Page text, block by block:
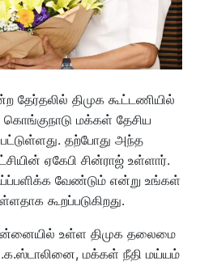
தேர்தலில் திமுக கூட்டணியில்
மக்கள் தேசிய
தற்போது அந்த
ஏகேபி சின்ராஜ் உள்ளார்.
வேண்டும் என்று உங்கள்
கூறப்படுகிறது.
உள்ள திமுக தலைமை
மக்கள் நீதி மய்யம்